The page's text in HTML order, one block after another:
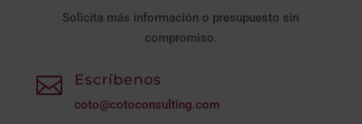
Solicita más información o presupuesto sin
compromiso.
 Escríbenos
coto@cotoconsulting.com